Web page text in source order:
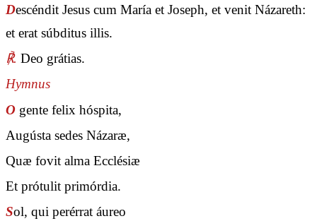
Descéndit Jesus cum María et Joseph, et venit Názareth:
et erat súbditus illis.
℟. Deo grátias.
Hymnus
O gente felix hóspita,
Augústa sedes Názaræ,
Quæ fovit alma Ecclésiæ
Et prótulit primórdia.
Sol, qui perérrat áureo